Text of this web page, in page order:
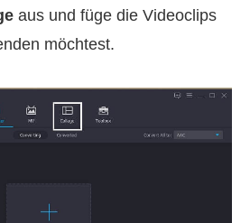
aus und füge die Videoclips
möchtest.